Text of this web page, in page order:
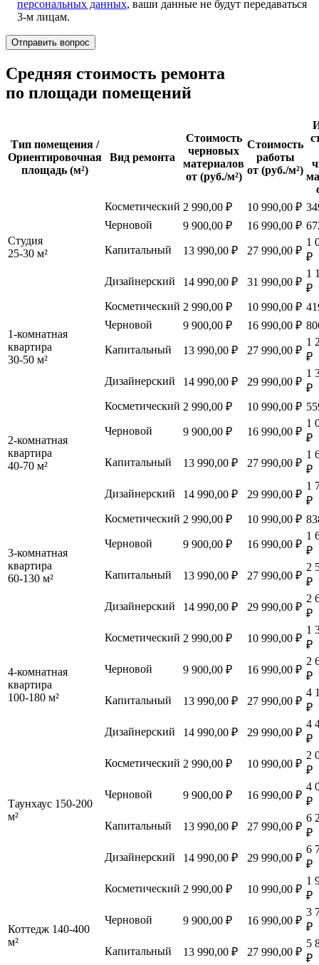
персональных данных, ваши данные не будут передаваться
3-м лицам.
Cредняя стоимость ремонта
по площади помещений
Тип помещения /
Ориентировочная
площадь (м²)
Вид ремонта
Стоимость
черновых
материалов
от (руб./м²)
Стоимость
работы
от (руб./м²)
Студия
25-30 м²
Косметический 2 990,00 ₽ 10 990,00 ₽
Черновой
9 900,00 ₽ 16 990,00 ₽
Капитальный
13 990,00 ₽ 27 990,00 ₽
1
₽
Дизайнерский
14 990,00 ₽ 31 990,00 ₽
1
₽
1-комнатная
квартира
30-50 м²
Косметический 2 990,00 ₽ 10 990,00 ₽
Черновой
9 900,00 ₽ 16 990,00 ₽
Капитальный
13 990,00 ₽ 27 990,00 ₽
1
₽
Дизайнерский
14 990,00 ₽ 29 990,00 ₽
1
₽
2-комнатная
квартира
40-70 м²
Косметический 2 990,00 ₽ 10 990,00 ₽
Черновой
9 900,00 ₽ 16 990,00 ₽
1
₽
Капитальный
13 990,00 ₽ 27 990,00 ₽
1
₽
Дизайнерский
14 990,00 ₽ 29 990,00 ₽
1
₽
3-комнатная
квартира
60-130 м²
Косметический 2 990,00 ₽ 10 990,00 ₽
Черновой
9 900,00 ₽ 16 990,00 ₽
1
₽
Капитальный
13 990,00 ₽ 27 990,00 ₽
2
₽
Дизайнерский
14 990,00 ₽ 29 990,00 ₽
2
₽
4-комнатная
квартира
100-180 м²
Косметический 2 990,00 ₽ 10 990,00 ₽
1
₽
Черновой
9 900,00 ₽ 16 990,00 ₽
2
₽
Капитальный
13 990,00 ₽ 27 990,00 ₽
4
₽
Дизайнерский
14 990,00 ₽ 29 990,00 ₽
4
₽
Таунхаус 150-200
м²
Косметический 2 990,00 ₽ 10 990,00 ₽
2
₽
Черновой
9 900,00 ₽ 16 990,00 ₽
4
₽
Капитальный
13 990,00 ₽ 27 990,00 ₽
6
₽
Дизайнерский
14 990,00 ₽ 29 990,00 ₽
6
₽
Коттедж 140-400
м²
Косметический 2 990,00 ₽ 10 990,00 ₽
1
₽
Черновой
9 900,00 ₽ 16 990,00 ₽
3
₽
Капитальный
13 990,00 ₽ 27 990,00 ₽
5
₽